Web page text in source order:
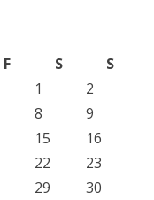
F S
S
1
2
8
9
15
16
22
23
29
30